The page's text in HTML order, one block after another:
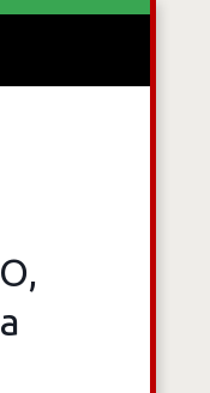
на версию для